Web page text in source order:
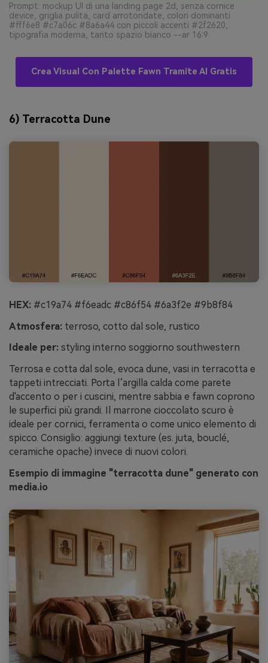
Prompt: mockup UI di una landing page 2d, senza cornice
device, griglia pulita, card arrotondate, colori dominanti
#fff6e8 #c7a06c #8a6a44 con piccoli accenti #2f2620,
tipografia moderna, tanto spazio bianco --ar 16:9
Crea Visual Con Palette Fawn Tramite AI Gratis
6) Terracotta Dune
HEX: #c19a74 #f6eadc #c86f54 #6a3f2e #9b8f84
Atmosfera: terroso, cotto dal sole, rustico
Ideale per: styling interno soggiorno southwestern
Terrosa e cotta dal sole, evoca dune, vasi in terracotta e
tappeti intrecciati. Porta l’argilla calda come parete
d'accento o per i cuscini, mentre sabbia e fawn coprono
le superfici più grandi. Il marrone cioccolato scuro è
ideale per cornici, ferramenta o come unico elemento di
spicco. Consiglio: aggiungi texture (es. juta, bouclé,
ceramiche opache) invece di nuovi colori.
Esempio di immagine "terracotta dune" generato con
media.io